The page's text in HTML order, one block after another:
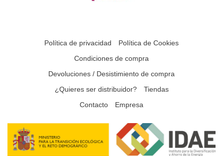
Política de privacidad
Política de Cookies
Condiciones de compra
Devoluciones / Desistimiento de compra
¿Quieres ser distribuidor?
Tiendas
Contacto
Empresa